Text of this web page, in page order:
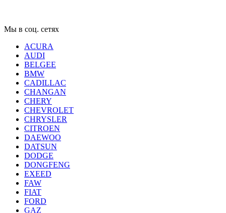
Мы в соц. сетях
ACURA
AUDI
BELGEE
BMW
CADILLAC
CHANGAN
CHERY
CHEVROLET
CHRYSLER
CITROEN
DAEWOO
DATSUN
DODGE
DONGFENG
EXEED
FAW
FIAT
FORD
GAZ